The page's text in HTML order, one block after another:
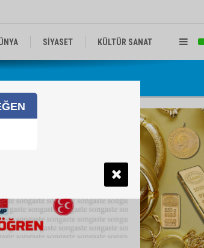
SİYASET KÜLTÜR SANAT